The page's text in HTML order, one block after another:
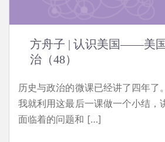
方舟子 | 认识美国——美
治（48）
历史与政治的微课已经讲了四年了
我就利用这最后一课做一个小结，
面临着的问题和 […]